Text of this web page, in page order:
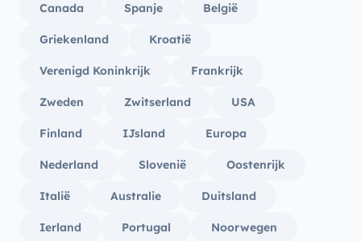
Canada Spanje België
Griekenland Kroatië
Verenigd Koninkrijk Frankrijk
Zweden Zwitserland USA
Finland IJsland Europa
Nederland Slovenië Oostenrijk
Italië Australie Duitsland
Ierland Portugal Noorwegen